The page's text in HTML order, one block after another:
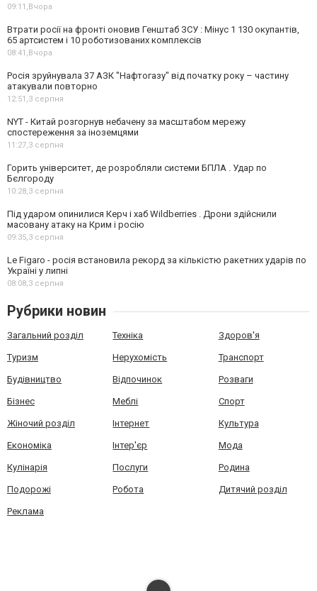
09:11,Вчора
Втрати росії на фронті оновив Генштаб ЗСУ : Мінус 1 130 окупантів,
65 артсистем і 10 роботизованих комплексів
08:41,Вчора
Росія зруйнувала 37 АЗК "Нафтогазу" від початку року – частину
атакували повторно
12:51,3 серпня
NYT - Китай розгорнув небачену за масштабом мережу
спостереження за іноземцями
11:27,3 серпня
Горить університет, де розробляли системи БПЛА . Удар по
Бєлгороду
10:28,3 серпня
Під ударом опинилися Керч і хаб Wildberries . Дрони здійснили
масовану атаку на Крим і росію
09:35,3 серпня
Le Figaro - росія встановила рекорд за кількістю ракетних ударів по
Україні у липні
08:08,3 серпня
Рубрики новин
Загальний розділ Техніка Здоров'я
Туризм Нерухомість Транспорт
Будівництво Відпочинок Розваги
Бізнес Меблі Спорт
Жіночий розділ Інтернет Культура
Економіка Інтер'єр Мода
Кулінарія Послуги Родина
Подорожі Робота Дитячий розділ
Реклама